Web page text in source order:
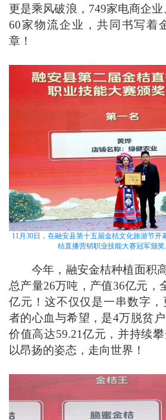
更是乘风破浪，749家电商企业
60家物流企业，共同书写着
章！
11月30日，在融安县第十五届金桔文化旅游节
桔直播营销职业技能大赛冠军颁奖
今年，融安金桔种植面积
总产量26万吨，产值36亿元，
亿元！这不仅仅是一串数字
者的心血与希望，是4万脱贫
价值高达59.21亿元，并持续
以昂扬的姿态，走向世界！